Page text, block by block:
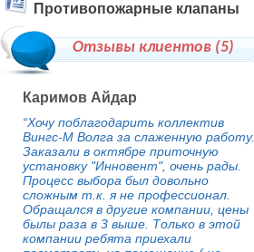
Противопожарные клапаны
Отзывы клиентов (5)
Каримов Айдар
“Хочу поблагодарить коллектив
Вингс-М Волга за слаженную работу.
Заказали в октябре приточную
установку "Инновент", очень рады.
Процесс выбора был довольно
сложным т.к. я не профессионал.
Обращался в другие компании, цены
былы раза в 3 выше. Только в этой
компании ребята приехали